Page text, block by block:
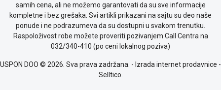
samih cena, ali ne možemo garantovati da su sve informacije
kompletne i bez grešaka. Svi artikli prikazani na sajtu su deo naše
ponude i ne podrazumeva da su dostupni u svakom trenutku.
Raspoloživost robe možete proveriti pozivanjem Call Centra na
032/340-410 (po ceni lokalnog poziva)
USPON DOO © 2026. Sva prava zadržana. - Izrada internet prodavnice -
Selltico.